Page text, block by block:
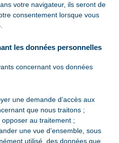
votre navigateur, ils seront de
consentement lorsque vous
les données personnelles
concernant vos données
une demande d’accès aux
que nous traitons ;
au traitement ;
une vue d’ensemble, sous
utilisé, des données que